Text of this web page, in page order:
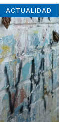
ACTUALIDAD